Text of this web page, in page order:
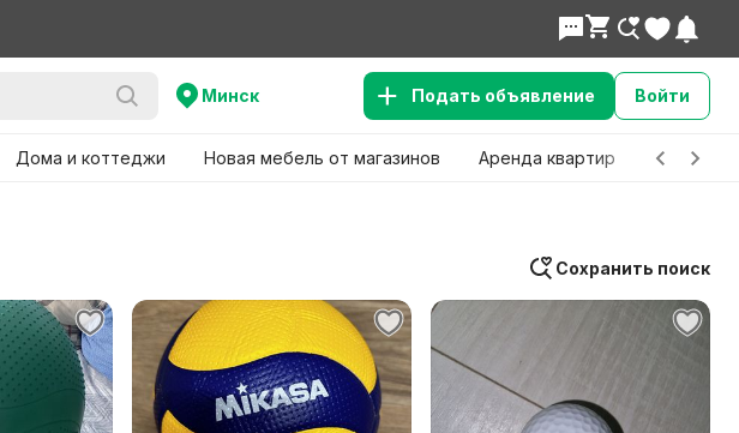
Минск Подать объявление Войти
Дома и коттеджи Новая мебель от магазинов Аренда квартир Детские
Сохранить поиск